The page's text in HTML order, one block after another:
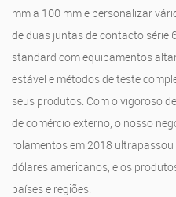
mm a 100 mm e personalizar
de duas juntas de contacto série
standard com equipamentos
estável e métodos de teste
seus produtos. Com o vigoroso
de comércio externo, o nosso
rolamentos em 2018
dólares americanos, e os
países e regiões.